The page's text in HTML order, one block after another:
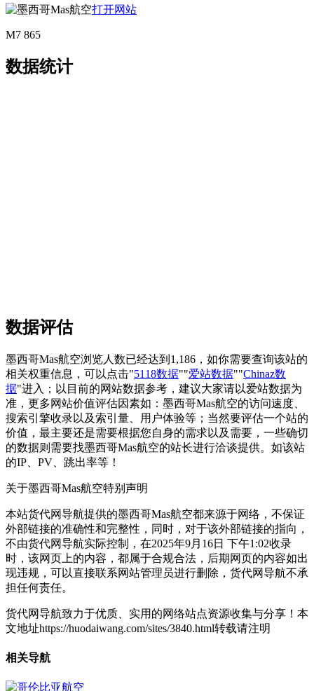
打开网站
M7 865
数据统计
数据评估
墨西哥Mas航空浏览人数已经达到1,186，如你需要查询该站的
相关权重信息，可以点击"5118数据""爱站数据""Chinaz数
据"进入；以目前的网站数据参考，建议大家请以爱站数据为
准，更多网站价值评估因素如：墨西哥Mas航空的访问速度、
搜索引擎收录以及索引量、用户体验等；当然要评估一个站的
价值，最主要还是需要根据您自身的需求以及需要，一些确切
的数据则需要找墨西哥Mas航空的站长进行洽谈提供。如该站
的IP、PV、跳出率等！
关于墨西哥Mas航空特别声明
本站货代网导航提供的墨西哥Mas航空都来源于网络，不保证
外部链接的准确性和完整性，同时，对于该外部链接的指向，
不由货代网导航实际控制，在2025年9月16日 下午1:02收录
时，该网页上的内容，都属于合规合法，后期网页的内容如出
现违规，可以直接联系网站管理员进行删除，货代网导航不承
担任何责任。
货代网导航致力于优质、实用的网络站点资源收集与分享！ 本
文地址https://huodaiwang.com/sites/3840.html转载请注明
相关导航